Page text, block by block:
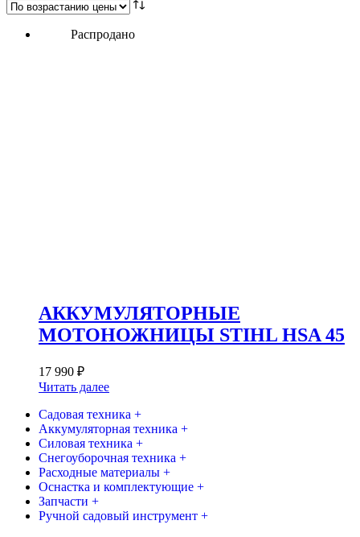
Распродано
АККУМУЛЯТОРНЫЕ
МОТОНОЖНИЦЫ STIHL HSA 45
17 990 ₽
Читать далее
Садовая техника +
Аккумуляторная техника +
Силовая техника +
Снегоуборочная техника +
Расходные материалы +
Оснастка и комплектующие +
Запчасти +
Ручной садовый инструмент +